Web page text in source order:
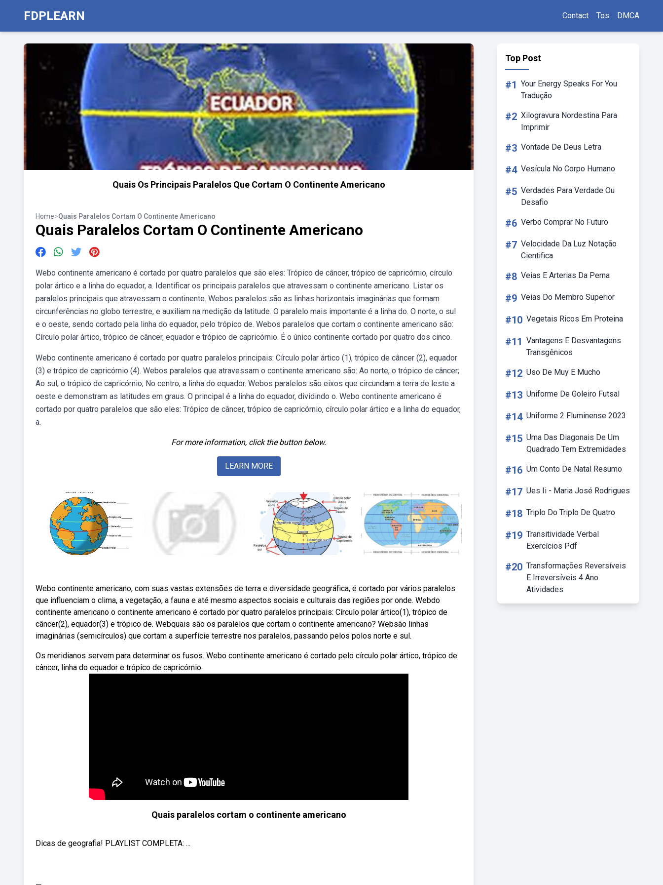
FDPLEARN Contact Tos DMCA
Quais Os Principais Paralelos Que Cortam O Continente Americano
Home>Quais Paralelos Cortam O Continente Americano
Quais Paralelos Cortam O Continente Americano
Webo continente americano é cortado por quatro paralelos que são eles: Trópico de câncer, trópico de capricórnio, círculo
polar ártico e a linha do equador, a. Identificar os principais paralelos que atravessam o continente americano. Listar os
paralelos principais que atravessam o continente. Webos paralelos são as linhas horizontais imaginárias que formam
circunferências no globo terrestre, e auxiliam na medição da latitude. O paralelo mais importante é a linha do. O norte, o sul
e o oeste, sendo cortado pela linha do equador, pelo trópico de. Webos paralelos que cortam o continente americano são:
Círculo polar ártico, trópico de câncer, equador e trópico de capricórnio. É o único continente cortado por quatro dos cinco.
Webo continente americano é cortado por quatro paralelos principais: Círculo polar ártico (1), trópico de câncer (2), equador
(3) e trópico de capricórnio (4). Webos paralelos que atravessam o continente americano são: Ao norte, o trópico de câncer;
Ao sul, o trópico de capricórnio; No centro, a linha do equador. Webos paralelos são eixos que circundam a terra de leste a
oeste e demonstram as latitudes em graus. O principal é a linha do equador, dividindo o. Webo continente americano é
cortado por quatro paralelos que são eles: Trópico de câncer, trópico de capricórnio, círculo polar ártico e a linha do equador,
a.
For more information, click the button below.
LEARN MORE
Webo continente americano, com suas vastas extensões de terra e diversidade geográfica, é cortado por vários paralelos
que influenciam o clima, a vegetação, a fauna e até mesmo aspectos sociais e culturais das regiões por onde. Webdo
continente americano o continente americano é cortado por quatro paralelos principais: Círculo polar ártico(1), trópico de
câncer(2), equador(3) e trópico de. Webquais são os paralelos que cortam o continente americano? Websão linhas
imaginárias (semicírculos) que cortam a superfície terrestre nos paralelos, passando pelos polos norte e sul.
Os meridianos servem para determinar os fusos. Webo continente americano é cortado pelo círculo polar ártico, trópico de
câncer, linha do equador e trópico de capricórnio.
Quais paralelos cortam o continente americano
Dicas de geografia! PLAYLIST COMPLETA: ...
Top Post
#1 Your Energy Speaks For You
Tradução
#2 Xilogravura Nordestina Para
Imprimir
#3 Vontade De Deus Letra
#4 Vesícula No Corpo Humano
#5 Verdades Para Verdade Ou
Desafio
#6 Verbo Comprar No Futuro
#7 Velocidade Da Luz Notação
Cientifica
#8 Veias E Arterias Da Perna
#9 Veias Do Membro Superior
#10 Vegetais Ricos Em Proteina
#11 Vantagens E Desvantagens
Transgênicos
#12 Uso De Muy E Mucho
#13 Uniforme De Goleiro Futsal
#14 Uniforme 2 Fluminense 2023
#15 Uma Das Diagonais De Um
Quadrado Tem Extremidades
#16 Um Conto De Natal Resumo
#17 Ues Ii - Maria José Rodrigues
#18 Triplo Do Triplo De Quatro
#19 Transitividade Verbal
Exercícios Pdf
#20 Transformações Reversíveis
E Irreversíveis 4 Ano
Atividades